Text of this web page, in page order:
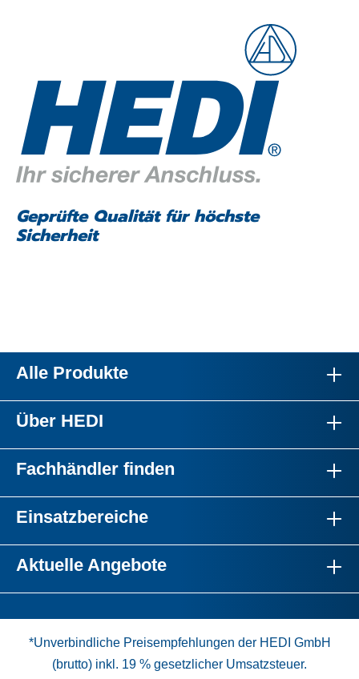
Geprüfte Qualität für höchste
Sicherheit
Alle Produkte
Über HEDI
Fachhändler finden
Einsatzbereiche
Aktuelle Angebote
*Unverbindliche Preisempfehlungen der HEDI GmbH
(brutto) inkl. 19 % gesetzlicher Umsatzsteuer.